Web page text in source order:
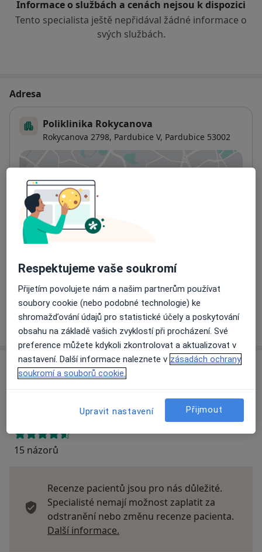
Informace o službách a cenách nejsou k dispozici
Tento specialista ještě nepřidával žádné informace o
svých službách.
Adresa
Poliklinika Rokycanova
Rokycanova 2798, Pardubice V, Pardubice 53002
Dostupnost
Na této adrese online kalendář není aktivní
Co mám v takové situaci udělat?
Na teto adrese lékař přijímá pacienty na pojišťovnu
Detaily
Víceo adrese
Názory
Přidejte svůj názor
15 názorů
Recenze pacientů jsou pro nás důležité.
Specialisté nemají možnost zaplatit za
odstranění nebo změnu recenze pacienta.
Další informace.
Respektujeme vaše soukromí
Přijetím povolujete nám a našim partnerům používat
soubory cookie (nebo podobné technologie) ke
shromažďování údajů pro statistické účely a poskytování
obsahu na základě vašich zvyklostí při procházení. Své
preference můžete kdykoli zkontrolovat a aktualizovat v
nastavení. Další informace naleznete v zásadách ochrany
soukromí a souborů cookie.
Upravit nastavení Přijmout